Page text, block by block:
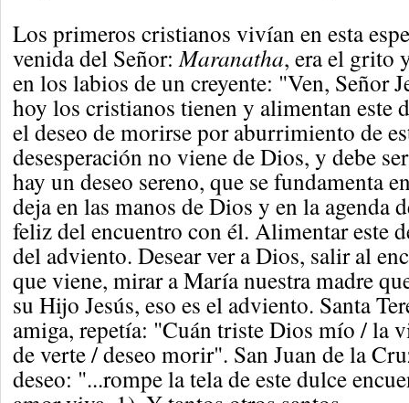
Los primeros cristianos vivían en esta
venida del Señor:Maranatha, era el grito
en los labios de un creyente: "Ven, Señor
hoy los cristianos tienen y alimentan este
el deseo de morirse por aburrimiento de
desesperación no viene de Dios, y debe
hay un deseo sereno, que se fundamenta
deja en las manos de Dios y en la agenda
feliz del encuentro con él. Alimentar este
del adviento. Desear ver a Dios, salir al
que viene, mirar a María nuestra madre
su Hijo Jesús, eso es el adviento. Santa
amiga, repetía: "Cuán triste Dios mío / la
de verte / deseo morir". San Juan de la
deseo: "...rompe la tela de este dulce